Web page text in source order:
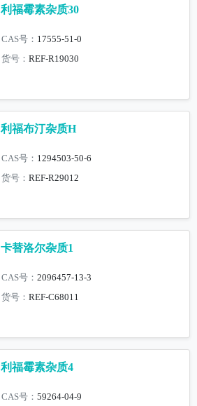
利福霉素杂质30
CAS号： 17555-51-0
货号：REF-R19030
利福布汀杂质H
CAS号： 1294503-50-6
货号：REF-R29012
卡替洛尔杂质1
CAS号：2096457-13-3
货号：REF-C68011
利福霉素杂质4
CAS号：59264-04-9